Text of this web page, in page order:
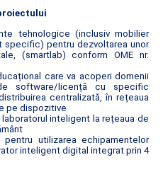
tehnologice (inclusiv mobilier
specific) pentru dezvoltarea unor
(smartlab) conform OME nr.
care va acoperi domenii
software/licență cu specific
centralizată, în rețeaua
pe dispozitive
inteligent la rețeaua de
utilizarea echipamentelor
inteligent digital integrat prin 4